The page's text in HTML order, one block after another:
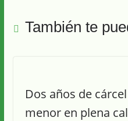
También te
Dos años de
menor en plena